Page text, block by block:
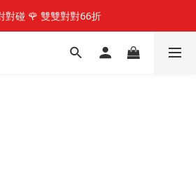
好友  享100元優惠金
對碰 🌹 雙雙對對66折
好友  享100元優惠金